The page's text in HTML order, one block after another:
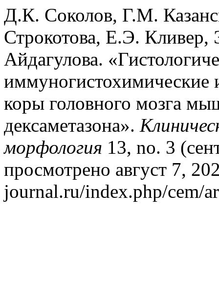
Д.К. Соколов, Г.М.
Строкотова, Е.Э.
Айдагулова.
иммуногистохимические
коры головного мозга
дексаметазона».
морфология 13, no. 3
просмотрено август 7,
journal.ru/index.php/cem/